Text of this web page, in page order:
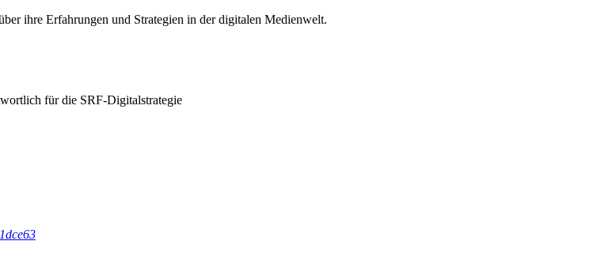
ihre Erfahrungen und Strategien in der digitalen Medienwelt.
für die SRF-Digitalstrategie